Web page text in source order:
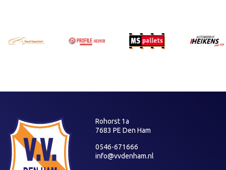
Rohorst 1a
7683 PE Den Ham
0546-671666
info@vvdenham.nl